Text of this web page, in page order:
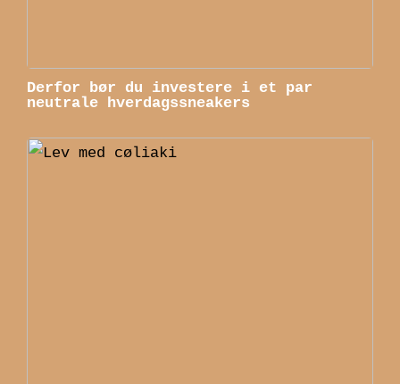
Derfor bør du investere i et par
neutrale hverdagssneakers